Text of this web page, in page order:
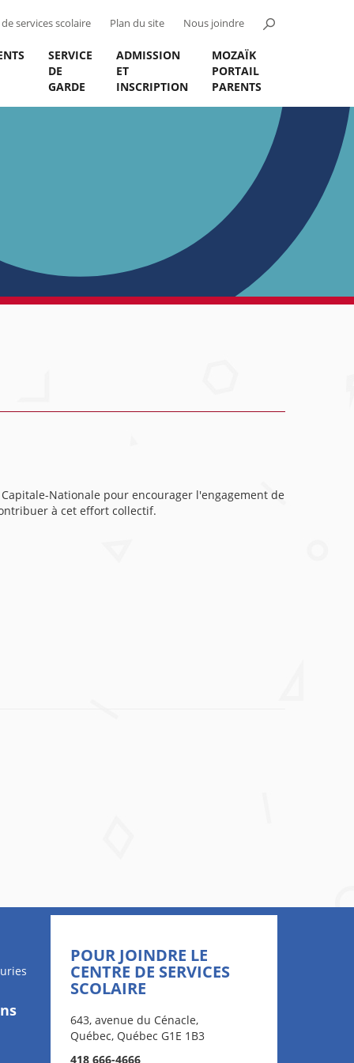
services scolaire Plan du site Nous joindre
SERVICE
DE
GARDE
ADMISSION
ET
INSCRIPTION
MOZAÏK
PORTAIL
PARENTS
Nationale pour encourager l'engagement de
à cet effort collectif.
POUR JOINDRE LE
CENTRE DE SERVICES
SCOLAIRE
643, avenue du Cénacle,
Québec, Québec G1E 1B3
418 666-4666